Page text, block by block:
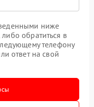
ниже
обратиться в
телефону
ответ на свой